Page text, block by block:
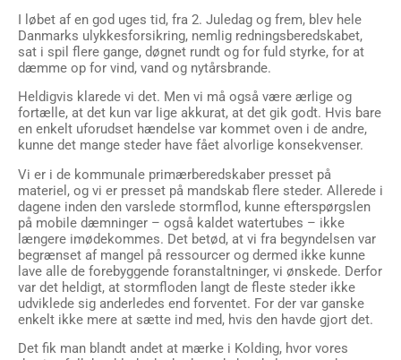
I løbet af en god uges tid, fra 2. Juledag og frem, blev hele
Danmarks ulykkesforsikring, nemlig redningsberedskabet,
sat i spil flere gange, døgnet rundt og for fuld styrke, for at
dæmme op for vind, vand og nytårsbrande.
Heldigvis klarede vi det. Men vi må også være ærlige og
fortælle, at det kun var lige akkurat, at det gik godt. Hvis bare
en enkelt uforudset hændelse var kommet oven i de andre,
kunne det mange steder have fået alvorlige konsekvenser.
Vi er i de kommunale primærberedskaber presset på
materiel, og vi er presset på mandskab flere steder. Allerede i
dagene inden den varslede stormflod, kunne efterspørgslen
på mobile dæmninger – også kaldet watertubes – ikke
længere imødekommes. Det betød, at vi fra begyndelsen var
begrænset af mangel på ressourcer og dermed ikke kunne
lave alle de forebyggende foranstaltninger, vi ønskede. Derfor
var det heldigt, at stormfloden langt de fleste steder ikke
udviklede sig anderledes end forventet. For der var ganske
enkelt ikke mere at sætte ind med, hvis den havde gjort det.
Det fik man blandt andet at mærke i Kolding, hvor vores